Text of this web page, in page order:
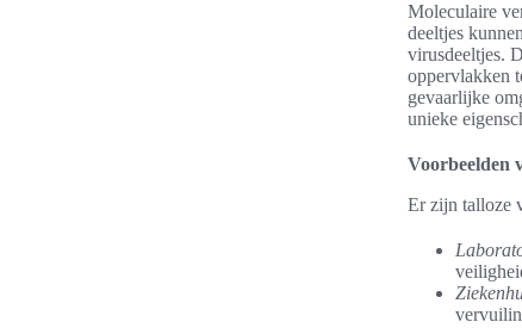
Moleculaire
deeltjes
virusdeeltjes.
oppervlakken
gevaarlijke
unieke
Voorbeelden
Er zijn talloze